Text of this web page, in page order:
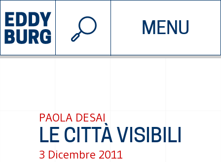
MENU
INIZIATIVE CHI SIAMO
© 2026 EDDYBURG
PAOLA DESAI
LE CITTÀ VISIBILI
3 Dicembre 2011